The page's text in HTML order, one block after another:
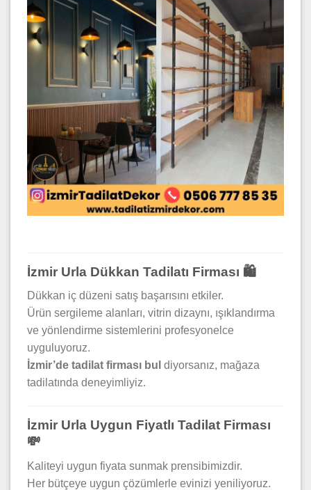
İzmir Urla Dükkan Tadilatı Firması 🛍️
Dükkan iç düzeni satış başarısını etkiler.
Ürün sergileme alanları, vitrin dizaynı, ışıklandırma
ve yönlendirme sistemlerini profesyonelce
uyguluyoruz.
İzmir’de tadilat firması bul diyorsanız, mağaza
tadilatında deneyimliyiz.
İzmir Urla Uygun Fiyatlı Tadilat Firması
💸
Kaliteyi uygun fiyata sunmak prensibimizdir.
Her bütçeye uygun çözümlerle evinizi yeniliyoruz.